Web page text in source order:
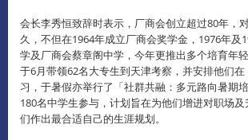
会长李秀恒致辞时表示，厂商会创立超过80年，
久，不但在1964年成立厂商会奖学金，1976年及
学及厂商会蔡章阁中学，今年更推出多个培育年
于6月带领62名大专生到天津考察，并安排他们
习，于暑假亦举行了「社群共融：多元路向暑期
180名中学生参与，计划旨在为他们增进对职场
们作出最合适自己的生涯规划。